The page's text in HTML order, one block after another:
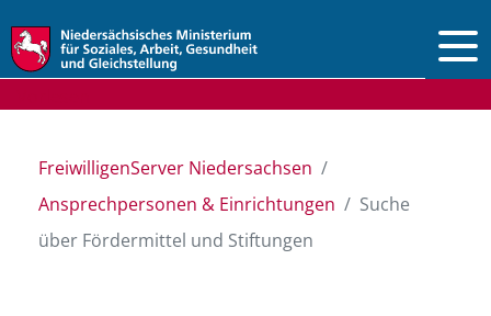
FreiwilligenServer Niedersachsen
Ansprechpersonen & Einrichtungen
Suche
über Fördermittel und Stiftungen